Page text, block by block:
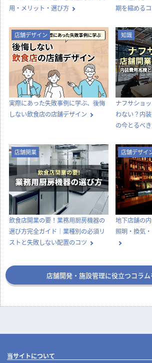
用・メリット・選び方
期を縮める
店舗デザイン
実際にあった失敗事例に学ぶ、後悔
しない飲食店の店舗デザイン
知識
ナフサショ
わない？内
の今とるべ
店舗開業
飲食店開業の要！業務用厨房機器の
選び方完全ガイド｜業種別の必須リ
ストと失敗しない配置のコツ
店舗デザイ
地下店舗の
照明・換気
店舗開発・施設管理に役立つコラ
当サイトについて